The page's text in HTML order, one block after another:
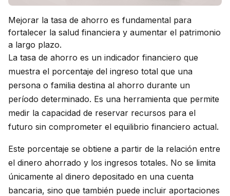
Mejorar la tasa de ahorro es fundamental para
fortalecer la salud financiera y aumentar el patrimonio
a largo plazo.
La tasa de ahorro es un indicador financiero que
muestra el porcentaje del ingreso total que una
persona o familia destina al ahorro durante un
período determinado. Es una herramienta que permite
medir la capacidad de reservar recursos para el
futuro sin comprometer el equilibrio financiero actual.
Este porcentaje se obtiene a partir de la relación entre
el dinero ahorrado y los ingresos totales. No se limita
únicamente al dinero depositado en una cuenta
bancaria, sino que también puede incluir aportaciones